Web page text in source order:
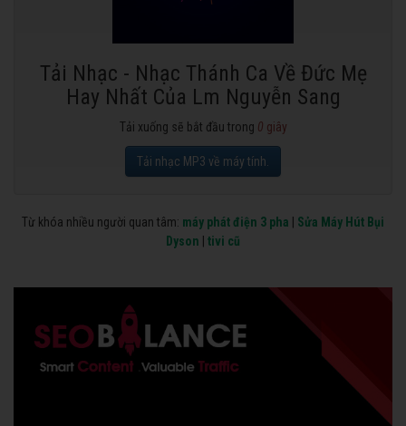
Tải Nhạc - Nhạc Thánh Ca Về Đức Mẹ
Hay Nhất Của Lm Nguyễn Sang
Tải xuống sẽ bắt đầu trong 0 giây
Tải nhạc MP3 về máy tính.
Từ khóa nhiều người quan tâm: máy phát điện 3 pha
Sửa Máy Hút Bụi
Dyson
tivi cũ